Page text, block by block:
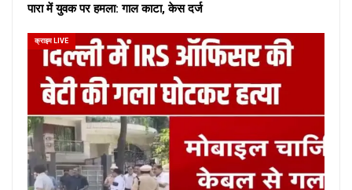
पारा में युवक पर हमला: गाल काटा, केस दर्ज
क्राइम LIVE